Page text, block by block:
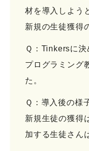
材を導入しよう
新規の生徒獲得
Ｑ：Tinkersに
プログラミング
た。
Ｑ：導入後の様
新規生徒の獲得
加する生徒さん